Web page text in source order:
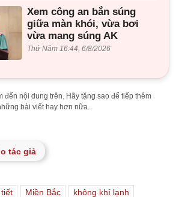
Xem công an bắn súng
giữa màn khói, vừa bơi
vừa mang súng AK
Thứ Năm 16:44, 6/8/2026
đến nội dung trên. Hãy tặng sao để tiếp thêm
bài viết hay hơn nữa.
tác giả
Miền Bắc không khí lạnh